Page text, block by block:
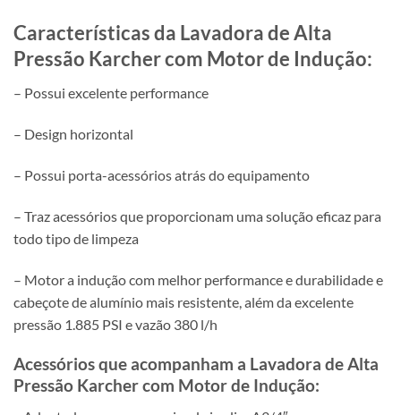
Características da Lavadora de Alta
Pressão Karcher com Motor de Indução:
– Possui excelente performance
– Design horizontal
– Possui porta-acessórios atrás do equipamento
– Traz acessórios que proporcionam uma solução eficaz para
todo tipo de limpeza
– Motor a indução com melhor performance e durabilidade e
cabeçote de alumínio mais resistente, além da excelente
pressão 1.885 PSI e vazão 380 l/h
Acessórios que acompanham a Lavadora de Alta
Pressão Karcher com Motor de Indução: